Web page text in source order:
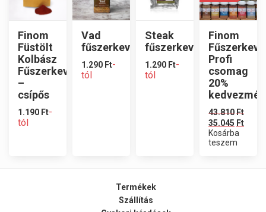
Finom
Füstölt
Kolbász
Fűszerkeverék
–
csípős
1.190 Ft-
tól
Vad
fűszerkeverék
1.290 Ft-
tól
Steak
fűszerkeverék
1.290 Ft-
tól
Finom
Profi
csomag
20%
43.810Ft
35.045 Ft
Kosárba
teszem
Termékek
Szállítás